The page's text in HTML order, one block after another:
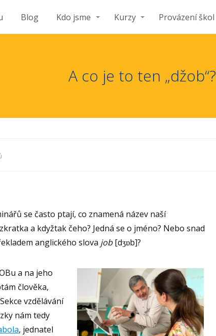
Blog Kdo jsme Kurzy Provázení škol
A co je to ten „džob“?
se často ptají, co znamená název naší
a kdyžtak čeho? Jedná se o jméno? Nebo snad
anglického slova job[dʒɒb]?
a na jeho
člověka,
vzdělávání
nám tedy
, jednatel